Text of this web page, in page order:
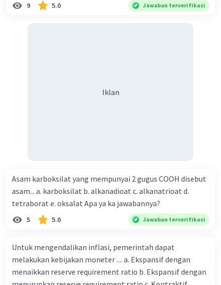
mencintai seseorang dengan setulus hat dan dengan cara
kata yang tak sempat diucapkan kayu kepar'a api yang
9 5.0 Jawaban terverifikasi
Iklan
Asam karboksilat yang mempunyai 2 gugus COOH disebut
asam... a. karboksilat b. alkanadioat c. alkanatrioat d.
tetraborat e. oksalat Apa ya ka jawabannya?
5 5.0 Jawaban terverifikasi
Untuk mengendalikan inflasi, pemerintah dapat
melakukan kebijakan moneter .... a. Ekspansif dengan
menaikkan reserve requirement ratio b. Ekspansif dengan